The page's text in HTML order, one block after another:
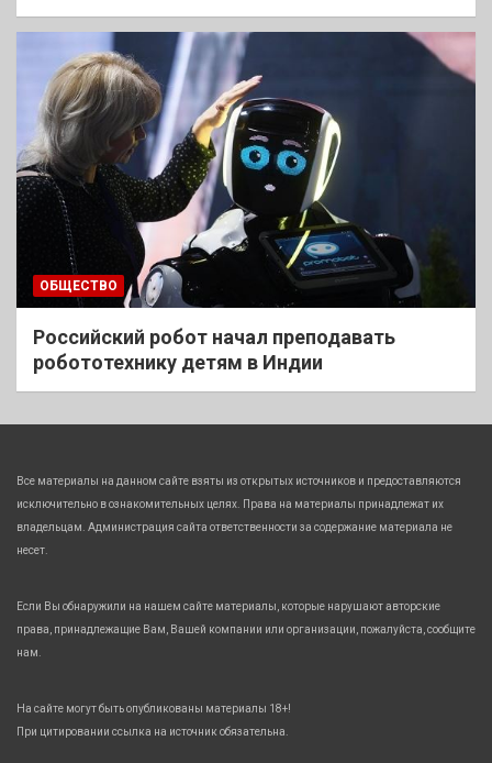
ОБЩЕСТВО
Российский робот начал преподавать
робототехнику детям в Индии
Все материалы на данном сайте взяты из открытых источников и предоставляются
исключительно в ознакомительных целях. Права на материалы принадлежат их
владельцам. Администрация сайта ответственности за содержание материала не
несет.
Если Вы обнаружили на нашем сайте материалы, которые нарушают авторские
права, принадлежащие Вам, Вашей компании или организации, пожалуйста, сообщите
нам.
На сайте могут быть опубликованы материалы 18+!
При цитировании ссылка на источник обязательна.